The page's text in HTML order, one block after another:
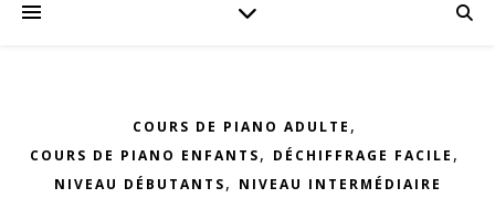
COURS DE PIANO ADULTE ,
COURS DE PIANO ENFANTS, DÉCHIFFRAGE FACILE ,
NIVEAU DÉBUTANTS, NIVEAU INTERMÉDIAIRE